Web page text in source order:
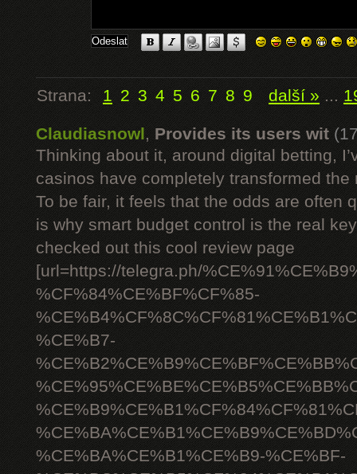
Strana: 1 2 3 4 5 6 7 8 9 další » ...
Claudiasnowl, Provides its users wit
Thinking about it, around digital betting,
casinos have completely transformed
To be fair, it feels that the odds are often
is why smart budget control is the real
checked out this cool review page
[url=https://telegra.ph/
%CF%84%CE%BF%CF%85-
%CE%B7-
%CE%BA%CE%B1%CE%B9-%CE%BF-